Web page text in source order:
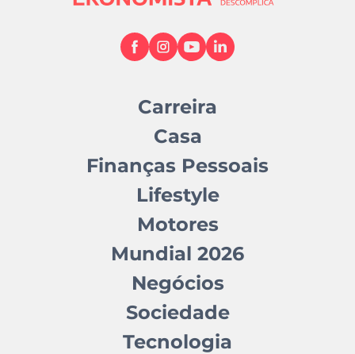
Carreira
Casa
Finanças Pessoais
Lifestyle
Motores
Mundial 2026
Negócios
Sociedade
Tecnologia